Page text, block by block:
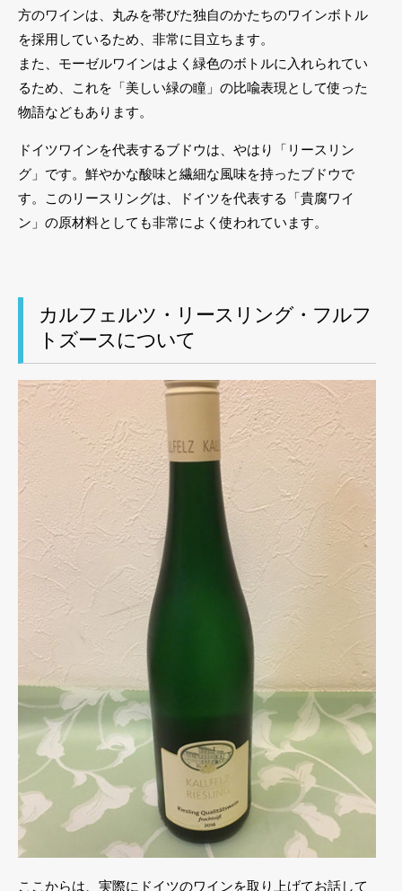
方のワインは、丸みを帯びた独自のかたちのワインボトル
を採用しているため、非常に目立ちます。
また、モーゼルワインはよく緑色のボトルに入れられてい
るため、これを「美しい緑の瞳」の比喩表現として使った
物語などもあります。
ドイツワインを代表するブドウは、やはり「リースリン
グ」です。鮮やかな酸味と繊細な風味を持ったブドウで
す。このリースリングは、ドイツを代表する「貴腐ワイ
ン」の原材料としても非常によく使われています。
カルフェルツ・リースリング・フルフ
トズースについて
ここからは、実際にドイツのワインを取り上げてお話して